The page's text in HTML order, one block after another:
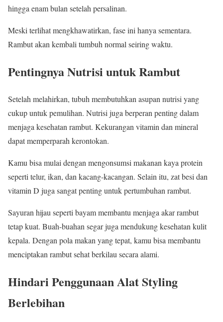
hingga enam bulan setelah persalinan.
Meski terlihat mengkhawatirkan, fase ini hanya sementara.
Rambut akan kembali tumbuh normal seiring waktu.
Pentingnya Nutrisi untuk Rambut
Setelah melahirkan, tubuh membutuhkan asupan nutrisi yang
cukup untuk pemulihan. Nutrisi juga berperan penting dalam
menjaga kesehatan rambut. Kekurangan vitamin dan mineral
dapat memperparah kerontokan.
Kamu bisa mulai dengan mengonsumsi makanan kaya protein
seperti telur, ikan, dan kacang-kacangan. Selain itu, zat besi dan
vitamin D juga sangat penting untuk pertumbuhan rambut.
Sayuran hijau seperti bayam membantu menjaga akar rambut
tetap kuat. Buah-buahan segar juga mendukung kesehatan kulit
kepala. Dengan pola makan yang tepat, kamu bisa membantu
menciptakan rambut sehat berkilau secara alami.
Hindari Penggunaan Alat Styling
Berlebihan